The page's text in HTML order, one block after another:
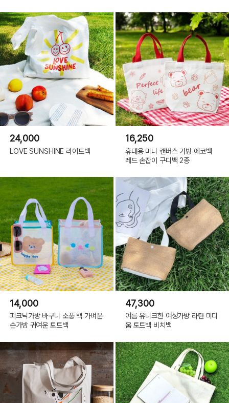
24,000
LOVE SUNSHINE 라이트백
16,250
휴대용 미니 캔버스 가방 에코백
레드 손잡이 구디백 2종
14,000
피크닉가방 바구니 소풍 백 가벼운
손가방 귀여운 토트백
47,300
여름 유니크한 여성가방 라탄 미디
움 토트백 비치백